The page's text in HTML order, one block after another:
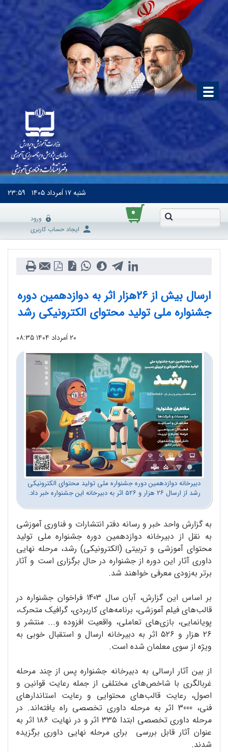
شنبه۱۷ اَمرداد ۱۴۰۵ ۲۳:۵۹
۰
ورود
ایجاد حساب کاربری
ارسال بیش از ۲۶هزار اثر به دوازدهمین دوره
جشنواره ملی تولید محتوای الکترونیکی رشد
۲۰ اَمرداد ۱۴۰۴ ۰۸:۳۵
دبیرخانه دوازدهمین دوره جشنواره ملی تولید محتوای الکترونیکی
رشد از ارسال ۲۶ هزار و ۵۲۶ اثر به دبیرخانه این جشنواره خبر داد.
به گزارش واحد خبر و رسانه دفتر انتشارات و فناوری آموزشی
به نقل از دبیرخانه دوازدهمین دوره جشنواره ملی تولید
محتوای آموزشی و تربیتی (الکترونیکی) رشد، مرحله نهایی
داوری آثار این دوره از جشنواره در حال برگزاری است و آثار
برتر به‌زودی معرفی خواهند شد.
بر اساس این گزارش، آبان سال 1403 فراخوان جشنواره در
قالب‌های فیلم آموزشی، برنامه‌های کاربردی، گرافیک متحرک،
پویانمایی، بازی‌های تعاملی، واقعیت افزوده و... منتشر و
۲۶ هزار و ۵۲۶ اثر به دبیرخانه ارسال و استقبال خوبی به
ویژه از سوی معلمان شده است.
از بین آثار ارسالی به دبیرخانه جشنواره پس از چند مرحله
غربالگری با شاخص‌های مختلفی از جمله رعایت قوانین و
اصول، رعایت قالب‌های محتوایی و رعایت استاندارهای
فنی، 3000 اثر به مرحله داوری تخصصی راه یافته‌اند. در
مرحله داوری تخصصی ابتدا ۳۳۵ اثر و در نهایت ۱۸۶ اثر به
عنوان آثار قابل بررسی برای مرحله نهایی داوری برگزیده
شدند.